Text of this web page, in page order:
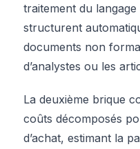
traitement du
structurent
documents non
d’analystes ou les
La deuxième brique
coûts décomposés
d’achat, estimant la